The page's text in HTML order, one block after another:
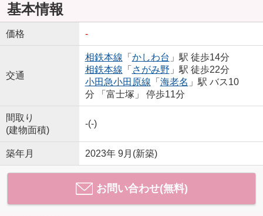
基本情報
価格 -
交通
相鉄本線 「 かしわ台 」駅 徒歩14分
相鉄本線 「 さがみ野 」駅 徒歩22分
小田急小田原線 「 海老名 」駅 バス10
分 「富士塚」 停歩11分
間取り
(建物面積)
-(-)
築年月 2023年 9月(新築)
お問い合わせ(無料)